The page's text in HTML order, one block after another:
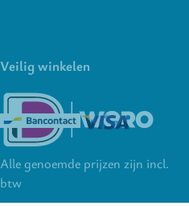
Veilig winkelen
Alle genoemde prijzen zijn incl.
btw